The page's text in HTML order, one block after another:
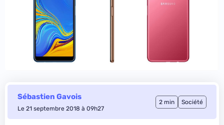
Sébastien Gavois
Le 21 septembre 2018 à 09h27
2 min Société